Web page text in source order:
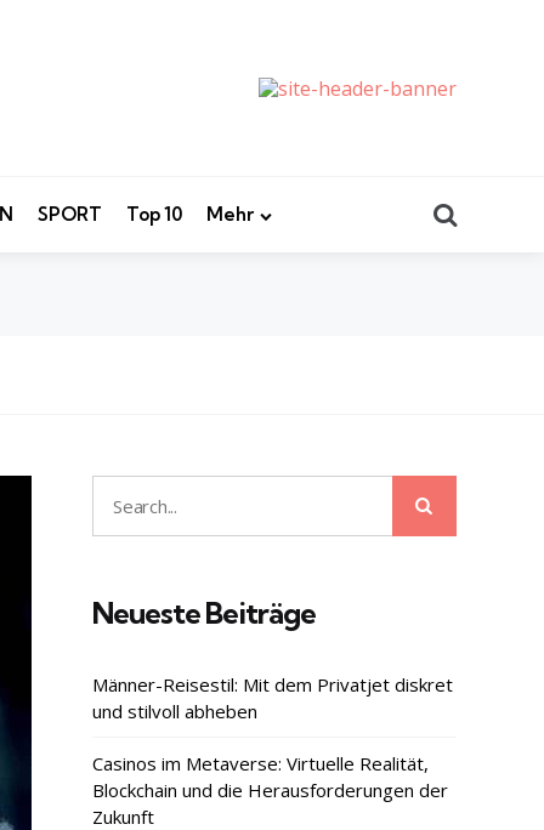
SPORT Top 10 Mehr
Search
for:
Neueste Beiträge
Männer-Reisestil: Mit dem Privatjet diskret
und stilvoll abheben
Casinos im Metaverse: Virtuelle Realität,
Blockchain und die Herausforderungen der
Zukunft